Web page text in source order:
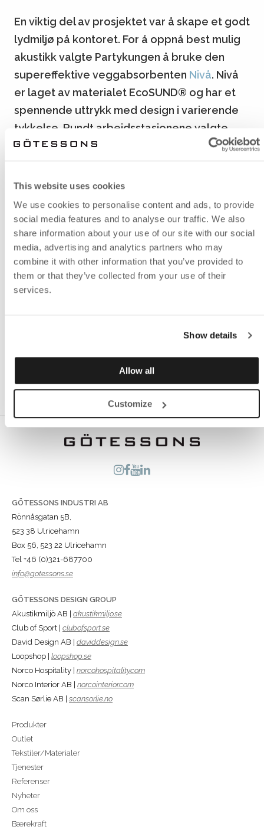
This website uses cookies
We use cookies to personalise content and ads, to provide
social media features and to analyse our traffic. We also
share information about your use of our site with our social
media, advertising and analytics partners who may
combine it with other information that you’ve provided to
them or that they’ve collected from your use of their
services.
Show details
Allow all
Customize
En viktig del av prosjektet var å skape et godt
lydmiljø på kontoret. For å oppnå best mulig
akustikk valgte Partykungen å bruke den
supereffektive veggabsorbenten Nivå. Nivå
er laget av materialet EcoSUND® og har et
spennende uttrykk med design i varierende
tykkelse. Rundt arbeidsstasjonene valgte
Partykungen bordskjermene
ScreenIT A30for
å skape avskjerming og et behagelig lydnivå.
på en smart måte. Denne løsningen plasserer kablene i en
kabelholder under bordet, samtidig som den gir enkel
tilgang til strøm på konferanser og møter.
Konferanserommet ble utstyrt med den praktiske
skrivetavlen og gulvskjermenSketch i farger som passer
perfekt til kontorets lekne miljø.
Nå som oppussingsprosjektet er ferdig, har Partykungen
fått et inspirerende og morsomt arbeidsmiljø med
GÖTESSONS INDUSTRI AB
Rönnåsgatan 5B,
523 38 Ulricehamn
Box 56, 523 22 Ulricehamn
Tel +46 (0)321-687700
info@gotessons.se
GÖTESSONS DESIGN GROUP
Akustikmiljö AB | akustikmiljo.se
Club of Sport | clubofsport.se
David Design AB | daviddesign.se
Loopshop | loopshop.se
Norco Hospitality | norcohospitality.com
Norco Interior AB | norcointerior.com
Scan Sørlie AB | scansorlie.no
Produkter
Outlet
Tekstiler/Materialer
Tjenester
Referenser
Nyheter
Om oss
Bærekraft